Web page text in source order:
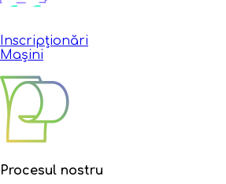
Inscripționări
Mașini
Procesul nostru